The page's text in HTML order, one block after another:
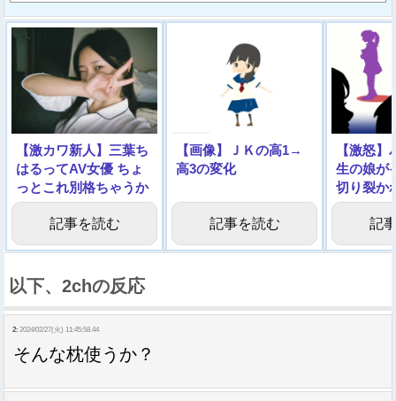
【激カワ新人】三葉ち
はるってAV女優 ちょ
っとこれ別格ちゃうか
→動画像
記事を読む
【画像】ＪＫの高1→
高3の変化
記事を読む
【激怒
生の娘が
切り裂か
された！
記
以下、2chの反応
2: 2024/02/27(火) 11:45:58.44
そんな枕使うか？